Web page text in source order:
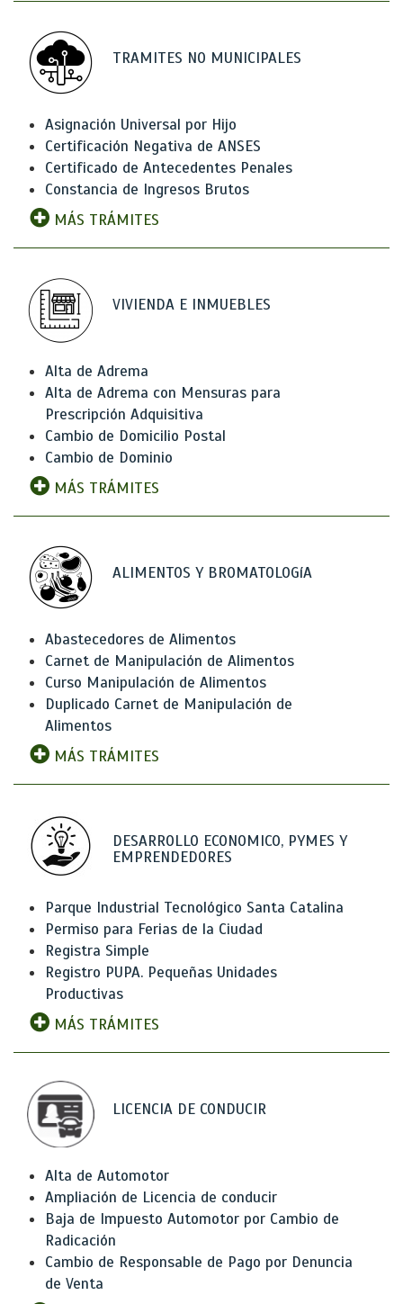
TRAMITES NO MUNICIPALES
Asignación Universal por Hijo
Certificación Negativa de ANSES
Certificado de Antecedentes Penales
Constancia de Ingresos Brutos
MÁS TRÁMITES
VIVIENDA E INMUEBLES
Alta de Adrema
Alta de Adrema con Mensuras para
Prescripción Adquisitiva
Cambio de Domicilio Postal
Cambio de Dominio
MÁS TRÁMITES
ALIMENTOS Y BROMATOLOGíA
Abastecedores de Alimentos
Carnet de Manipulación de Alimentos
Curso Manipulación de Alimentos
Duplicado Carnet de Manipulación de
Alimentos
MÁS TRÁMITES
DESARROLLO ECONOMICO, PYMES Y
EMPRENDEDORES
Parque Industrial Tecnológico Santa Catalina
Permiso para Ferias de la Ciudad
Registra Simple
Registro PUPA. Pequeñas Unidades
Productivas
MÁS TRÁMITES
LICENCIA DE CONDUCIR
Alta de Automotor
Ampliación de Licencia de conducir
Baja de Impuesto Automotor por Cambio de
Radicación
Cambio de Responsable de Pago por Denuncia
de Venta